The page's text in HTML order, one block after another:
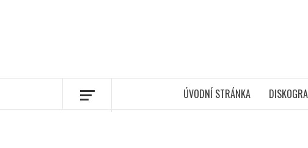
ÚVODNÍ STRÁNKA